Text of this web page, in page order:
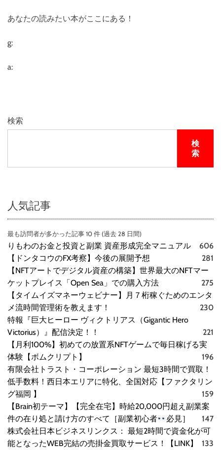
あなたの読みたい本がここにある！
g:
a:
検索
検
索
人気記事
最も訪問者が多かった記事 10 件 (過去 28 日間)
りもわのお金と投資と副業 資産形成完全マニュアル
606
【ドンタコウのFX考察】今後の展開予想
281
【NFTアートでデジタル資産の構築】世界最大のNFTマー
ケットプレイス「Open Sea」での購入方法
275
【タイムイズマネーウェビナー】月７桁稼ぐためのエンタ
メ流時間管理術を教えます！
230
特報『巨大ヒーロー ヴィクトリアス（Gigantic Hero
Victorius）』配信決定！！
221
【月利100%】初めての放置系NFTゲームで毎日稼げる実
体験【ボムクリプト】
196
有限会社トラスト・コーポレーション 最短3時間で買取！
低手数料！西日本エリアに特化、全国対応【ファクタリン
グ福岡 】
159
【Brain初テーマ】【完全在宅】時給20,000円超え副業案
件の在り処と請け方のすべて［副業初心者
必見］
147
株式会社日本ビジネスリンクス： 最短2時間で資金化が可
能となったWEB完結の売掛金買取サービス！【LINK】
133